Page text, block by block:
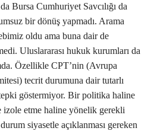
Bursa Cumhuriyet Savcılığı da
bir dönüş yapmadı. Arama
oldu ama buna dair de
Uluslararası hukuk kurumları da
Özellikle CPT’nin (Avrupa
tecrit durumuna dair tutarlı
göstermiyor. Bir politika haline
izole etme haline yönelik gerekli
siyasetle açıklanması gereken